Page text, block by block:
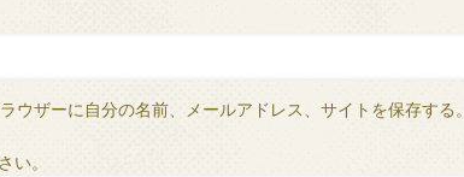
ウザーに自分の名前、メールアドレス、サイトを保存する。
い。